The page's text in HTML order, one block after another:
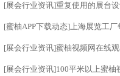
[展会行业资讯]重复使用的展台
[蜜柚APP下载动态]上海展览工厂
[展会行业资讯]蜜柚视频网在线观
[展会行业资讯]100平米以上蜜柚